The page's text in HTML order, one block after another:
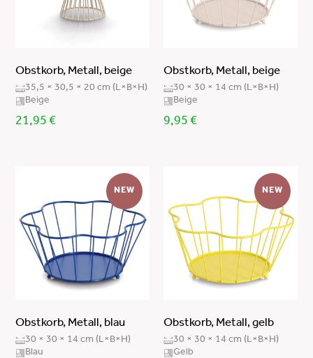
Obstkorb, Metall, beige
35,5 × 30,5 × 20 cm (L×B×H)
Beige
21,95€
Obstkorb, Metall, beige
30 × 30 × 14 cm (L×B×H)
Beige
9,95 €
NEW
Obstkorb, Metall, blau
30 × 30 × 14 cm (L×B×H)
Blau
NEW
Obstkorb, Metall, gelb
30 × 30 × 14 cm (L×B×H)
Gelb